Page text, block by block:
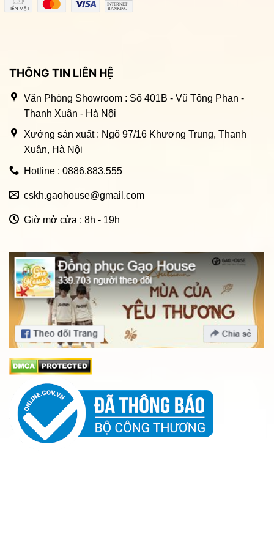
THÔNG TIN LIÊN HỆ
Văn Phòng Showroom : Số 401B - Vũ Tông Phan -
Thanh Xuân - Hà Nội
Xưởng sản xuất : Ngõ 97/16 Khương Trung, Thanh
Xuân, Hà Nội
Hotline : 0886.883.555
cskh.gaohouse@gmail.com
Giờ mở cửa : 8h - 19h